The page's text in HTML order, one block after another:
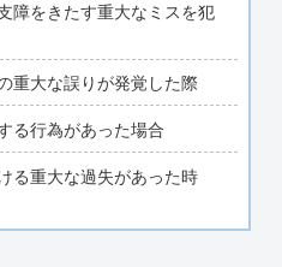
障をきたす重大なミスを犯
重大な誤りが発覚した際
る行為があった場合
る重大な過失があった時